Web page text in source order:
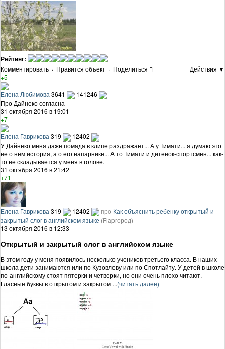
Рейтинг:
Комментировать · Нравится объект · Поделиться
Действия ▼
+5
Елена Любимова 3641
141246
Про Дайнеко согласна
31 октября 2016 в 19:01
+7
Елена Гаврикова 319
12402
У Дайнеко меня даже помада в клипе раздражает... А у Тимати... я думаю это
не о нем история, а о его напарнике... А то Тимати и дитенок-спортсмен... как-
то не складывается у меня в голове.
31 октября 2016 в 21:42
+71
Елена Гаврикова 319 12402 про Как объяснить ребенку открытый и
закрытый слог в английском языке (Flapгород)
13 октября 2016 в 12:33
Открытый и закрытый слог в английском языке
В этом году у меня появилось несколько учеников третьего класса. В наших
школа дети занимаются или по Кузовлеву или по Спотлайту. У детей в школе
по-английскому стоят пятерки и четверки, но они очень плохо читают.
Гласные буквы в открытом и закрытом ...(читать далее)